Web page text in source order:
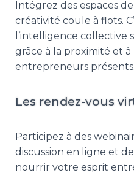
Intégrez des espaces
créativité coule à flots.
l’intelligence collective
grâce à la proximité et à
entrepreneurs présents.
Les rendez-vous
Participez à des
discussion en ligne et
nourrir votre esprit